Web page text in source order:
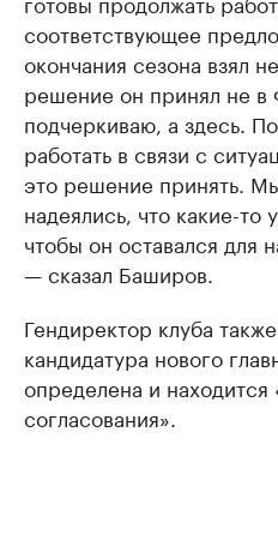
соответствующее
окончания сезона взял
решение он принял не в
подчеркиваю, а здесь.
работать в связи с
это решение принять.
надеялись, что какие-то
чтобы он оставался для
— сказал Баширов.
Гендиректор клуба
кандидатура нового
определена и
согласования».